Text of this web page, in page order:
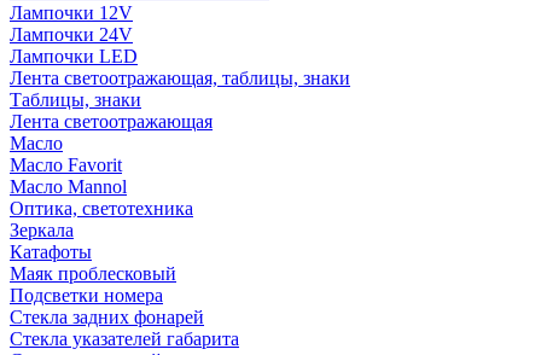
Лампочки 12V
Лампочки 24V
Лампочки LED
Лента светоотражающая, таблицы, знаки
Таблицы, знаки
Лента светоотражающая
Масло
Масло Favorit
Масло Mannol
Оптика, светотехника
Зеркала
Катафоты
Маяк проблесковый
Подсветки номера
Стекла задних фонарей
Стекла указателей габарита